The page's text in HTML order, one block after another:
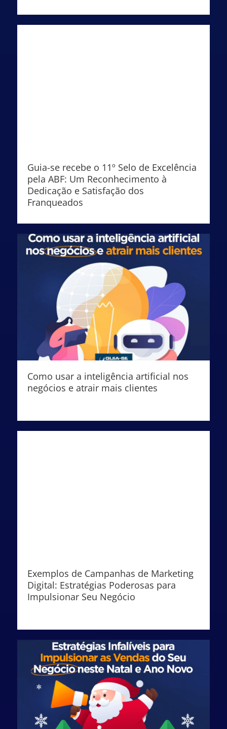
Guia-se recebe o 11º Selo de Excelência
pela ABF: Um Reconhecimento à
Dedicação e Satisfação dos
Franqueados
Como usar a inteligência artificial nos
negócios e atrair mais clientes
Exemplos de Campanhas de Marketing
Digital: Estratégias Poderosas para
Impulsionar Seu Negócio